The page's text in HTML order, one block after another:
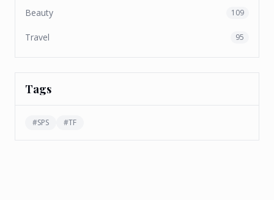
Beauty 109
Travel 95
Tags
#SPS #TF